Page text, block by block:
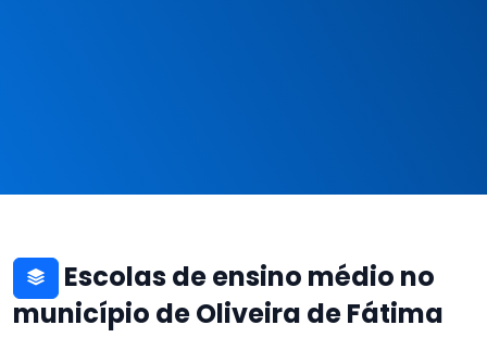
Escolas de ensino médio no
município de Oliveira de Fátima